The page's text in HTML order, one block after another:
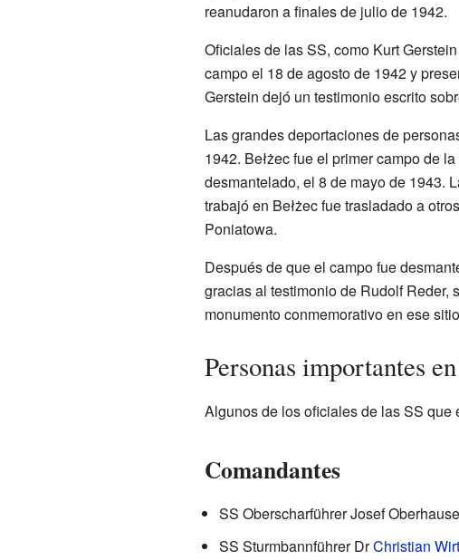
reanudaron a finales de julio de 1942.
Oficiales de las SS, como Kurt
campo el 18 de agosto de 1942 y
Gerstein dejó un testimonio escrito
Las grandes deportaciones de
1942. Bełżec fue el primer campo de
desmantelado, el 8 de mayo de 1943.
trabajó en Bełżec fue trasladado a
Poniatowa.
Después de que el campo fue
gracias al testimonio de Rudolf Reder,
monumento conmemorativo en ese
Personas importantes
Algunos de los oficiales de las SS que
Comandantes
SS Oberscharführer Josef
SS Sturmbannführer DrChristian